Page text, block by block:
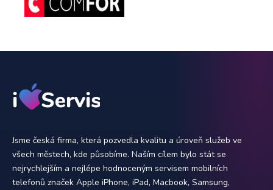
Jsme česká firma, která pozvedla kvalitu a úroveň služeb ve
všech městech, kde působíme. Naším cílem bylo stát se
nejrychlejším a nejlépe hodnoceným servisem mobilních
telefonů značek Apple iPhone, iPad, Macbook, Samsung,